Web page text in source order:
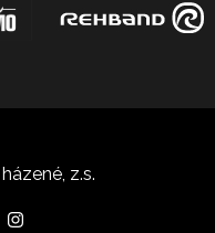
z.s.